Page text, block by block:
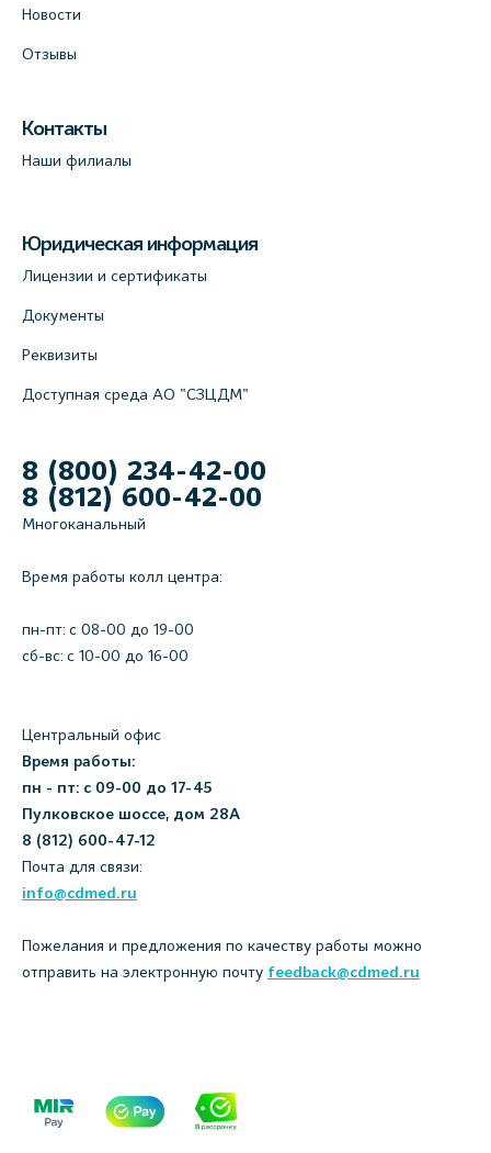
Новости
Отзывы
Контакты
Наши филиалы
Юридическая информация
Лицензии и сертификаты
Документы
Реквизиты
Доступная среда АО "СЗЦДМ"
8 (800) 234-42-00
8 (812) 600-42-00
Многоканальный
Время работы колл центра:
пн-пт: c 08-00 до 19-00
сб-вс: с 10-00 до 16-00
Центральный офис
Время работы:
пн - пт: с 09-00 до 17-45
Пулковское шоссе, дом 28А
8 (812) 600-47-12
Почта для связи:
info@cdmed.ru
Пожелания и предложения по качеству работы можно
отправить на электронную почту feedback@cdmed.ru